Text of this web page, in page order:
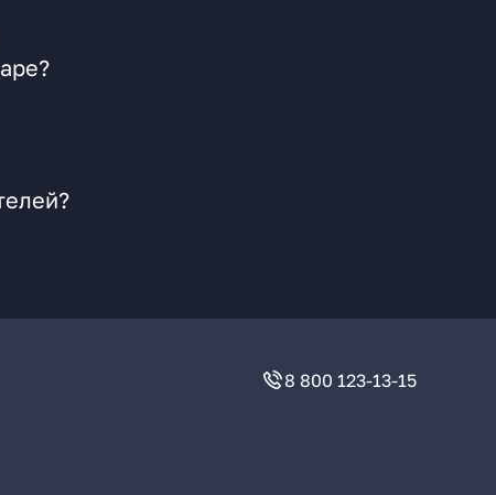
8 800 123-13-15